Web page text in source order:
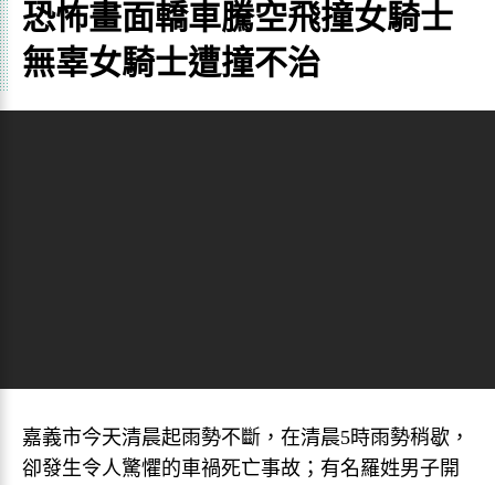
恐怖畫面轎車騰空飛撞女騎士
無辜女騎士遭撞不治
嘉義市今天清晨起雨勢不斷，在清晨5時雨勢稍歇，
卻發生令人驚懼的車禍死亡事故；有名羅姓男子開